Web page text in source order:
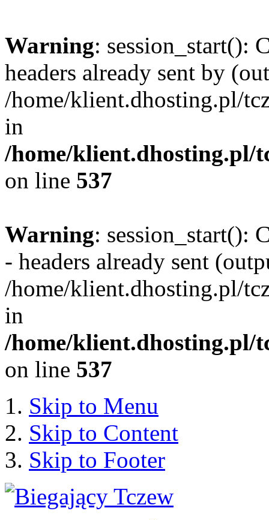
Warning: session_start():
headers already sent by
/home/klient.dhosting.pl/
in
/home/klient.dhosting.pl/
on line 537
Warning: session_start():
- headers already sent
/home/klient.dhosting.pl/
in
/home/klient.dhosting.pl/
on line 537
Skip to Menu
Skip to Content
Skip to Footer